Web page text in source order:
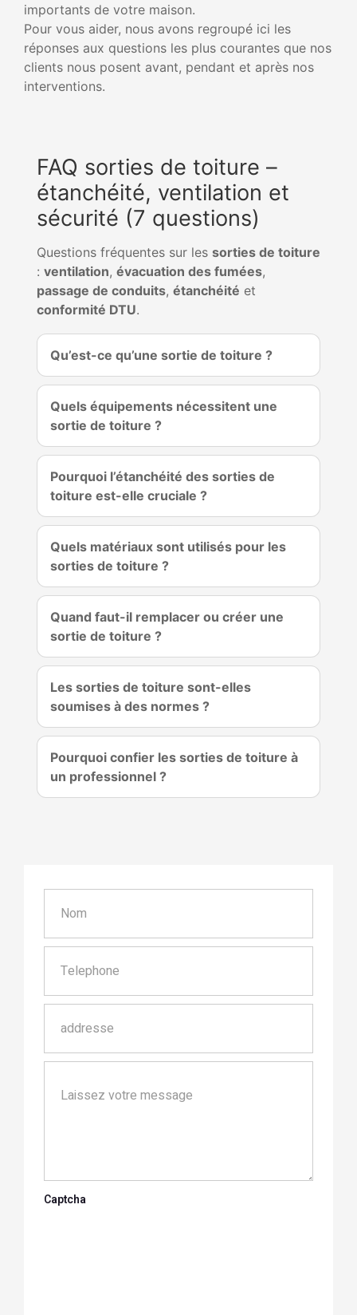
importants de votre maison.
Pour vous aider, nous avons regroupé ici les
réponses aux questions les plus courantes que nos
clients nous posent avant, pendant et après nos
interventions.
FAQ sorties de toiture –
étanchéité, ventilation et
sécurité (7 questions)
Questions fréquentes sur les sorties de toiture
: ventilation, évacuation des fumées,
passage de conduits, étanchéité et
conformité DTU.
Qu’est-ce qu’une sortie de toiture ?
Quels équipements nécessitent une
sortie de toiture ?
Pourquoi l’étanchéité des sorties de
toiture est-elle cruciale ?
Quels matériaux sont utilisés pour les
sorties de toiture ?
Quand faut-il remplacer ou créer une
sortie de toiture ?
Les sorties de toiture sont-elles
soumises à des normes ?
Pourquoi confier les sorties de toiture à
un professionnel ?
Captcha